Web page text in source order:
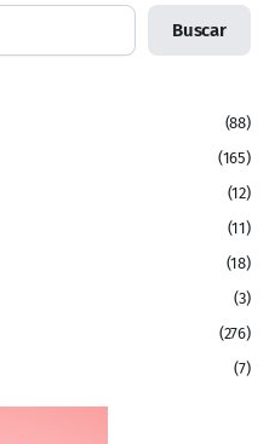
Buscar
(88)
(165)
(12)
(11)
(18)
(3)
(276)
(7)